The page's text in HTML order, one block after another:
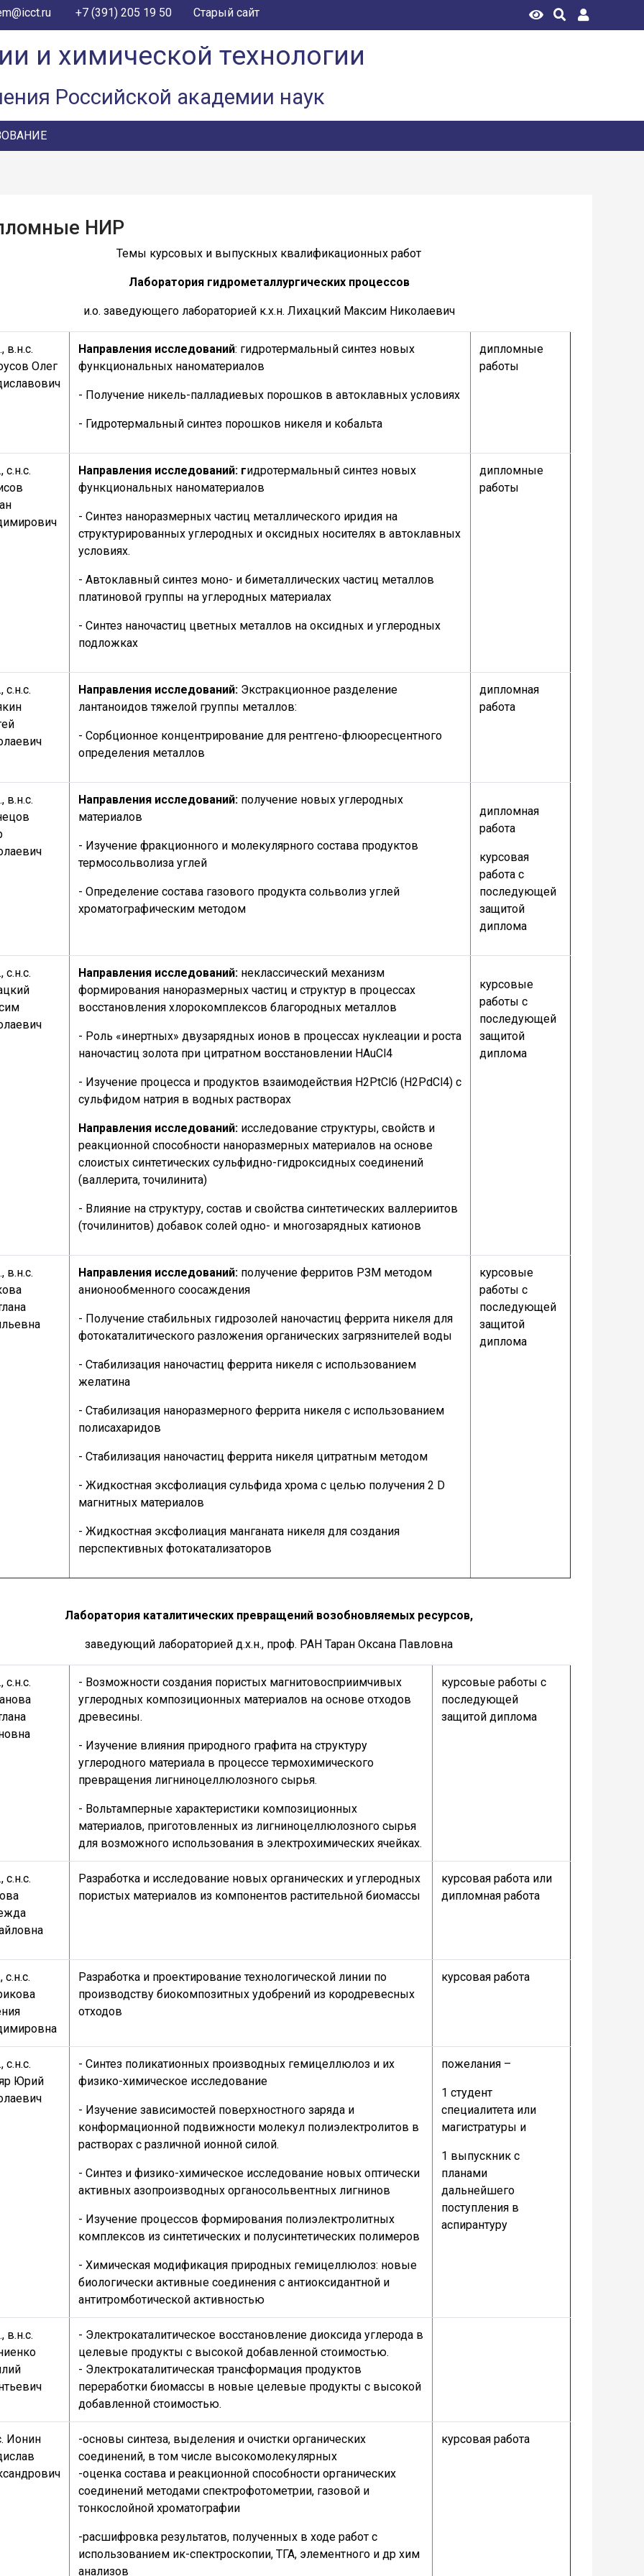
+7 (391) 205 19 50 Старый сайт
и химической технологии
Российской академии наук
НИР
Темы курсовых и выпускных квалификационных работ
Лаборатория гидрометаллургических процессов
и.о. заведующего лабораторией к.х.н. Лихацкий Максим Николаевич
в.н.с.
Олег
Направления исследований: гидротермальный синтез новых
функциональных наноматериалов
- Получение никель-палладиевых порошков в автоклавных условиях
- Гидротермальный синтез порошков никеля и кобальта
дипломные
работы
с.н.с.
Направления исследований: гидротермальный синтез новых
функциональных наноматериалов
- Синтез наноразмерных частиц металлического иридия на
структурированных углеродных и оксидных носителях в автоклавных
условиях.
- Автоклавный синтез моно- и биметаллических частиц металлов
платиновой группы на углеродных материалах
- Синтез наночастиц цветных металлов на оксидных и углеродных
подложках
дипломные
работы
с.н.с.
Направления исследований: Экстракционное разделение
лантаноидов тяжелой группы металлов:
- Сорбционное концентрирование для рентгено-флюоресцентного
определения металлов
дипломная
работа
в.н.с.
Направления исследований: получение новых углеродных
материалов
- Изучение фракционного и молекулярного состава продуктов
термосольволиза углей
- Определение состава газового продукта сольволиз углей
хроматографическим методом
дипломная
работа
курсовая
работа с
последующей
защитой
диплома
с.н.с.
Направления исследований: неклассический механизм
формирования наноразмерных частиц и структур в процессах
восстановления хлорокомплексов благородных металлов
- Роль «инертных» двузарядных ионов в процессах нуклеации и роста
наночастиц золота при цитратном восстановлении HAuCl4
- Изучение процесса и продуктов взаимодействия H2PtCl6 (H2PdCl4) с
сульфидом натрия в водных растворах
Направления исследований: исследование структуры, свойств и
реакционной способности наноразмерных материалов на основе
слоистых синтетических сульфидно-гидроксидных соединений
(валлерита, точилинита)
- Влияние на структуру, состав и свойства синтетических валлериитов
(точилинитов) добавок солей одно- и многозарядных катионов
курсовые
работы с
последующей
защитой
диплома
в.н.с.
Направления исследований: получение ферритов РЗМ методом
анионообменного соосаждения
- Получение стабильных гидрозолей наночастиц феррита никеля для
фотокаталитического разложения органических загрязнителей воды
- Стабилизация наночастиц феррита никеля с использованием
желатина
- Стабилизация наноразмерного феррита никеля с использованием
полисахаридов
- Стабилизация наночастиц феррита никеля цитратным методом
- Жидкостная эксфолиация сульфида хрома с целью получения 2 D
магнитных материалов
- Жидкостная эксфолиация манганата никеля для создания
перспективных фотокатализаторов
курсовые
работы с
последующей
защитой
диплома
Лаборатория каталитических превращений возобновляемых ресурсов,
заведующий лабораторией д.х.н., проф. РАН Таран Оксана Павловна
с.н.с.
- Возможности создания пористых магнитовосприимчивых
углеродных композиционных материалов на основе отходов
древесины.
- Изучение влияния природного графита на структуру
углеродного материала в процессе термохимического
превращения лигниноцеллюлозного сырья.
- Вольтамперные характеристики композиционных
материалов, приготовленных из лигниноцеллюлозного сырья
для возможного использования в электрохимических ячейках.
курсовые работы с
последующей
защитой диплома
с.н.с.
Разработка и исследование новых органических и углеродных
пористых материалов из компонентов растительной биомассы
курсовая работа или
дипломная работа
с.н.с.
Разработка и проектирование технологической линии по
производству биокомпозитных удобрений из кородревесных
отходов
курсовая работа
с.н.с.
Юрий
- Синтез поликатионных производных гемицеллюлоз и их
физико-химическое исследование
- Изучение зависимостей поверхностного заряда и
конформационной подвижности молекул полиэлектролитов в
растворах с различной ионной силой.
- Синтез и физико-химическое исследование новых оптически
активных азопроизводных органосольвентных лигнинов
- Изучение процессов формирования полиэлектролитных
комплексов из синтетических и полусинтетических полимеров
- Химическая модификация природных гемицеллюлоз: новые
биологически активные соединения с антиоксидантной и
антитромботической активностью
пожелания –
1 студент
специалитета или
магистратуры и
1 выпускник с
планами
дальнейшего
поступления в
аспирантуру
в.н.с.
- Электрокаталитическое восстановление диоксида углерода в
целевые продукты с высокой добавленной стоимостью.
- Электрокаталитическая трансформация продуктов
переработки биомассы в новые целевые продукты с высокой
добавленной стоимостью.
Ионин
-основы синтеза, выделения и очистки органических
соединений, в том числе высокомолекулярных
-оценка состава и реакционной способности органических
соединений методами спектрофотометрии, газовой и
тонкослойной хроматографии
-расшифровка результатов, полученных в ходе работ с
использованием ик-спектроскопии, ТГА, элементного и др хим
анализов
курсовая работа